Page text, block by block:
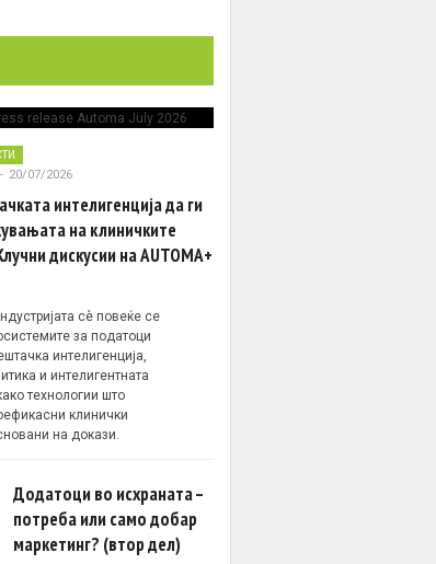
- 20/07/2026
интелигенција да ги
на клиничките
дискусии на AUTOMA+
сè повеќе се
за податоци
интелигенција,
и интелигентната
технологии што
клинички
на докази.
Додатоци во исхраната –
потреба или само добар
маркетинг? (втор дел)